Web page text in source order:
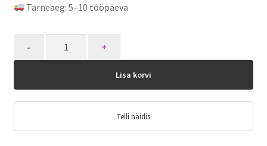
Tarneaeg: 5–10 tööpäeva
Lisa korvi
Telli näidis